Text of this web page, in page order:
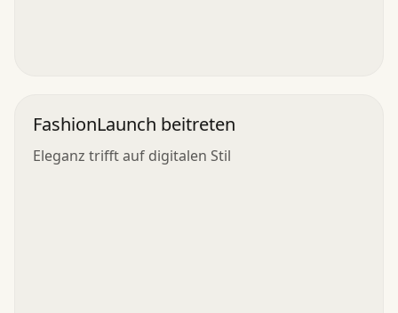
FashionLaunch beitreten
Eleganz trifft auf digitalen Stil